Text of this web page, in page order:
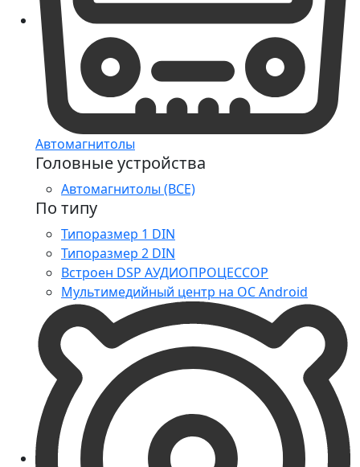
Автомагнитолы
Головные устройства
Автомагнитолы (ВСЕ)
По типу
Типоразмер 1 DIN
Типоразмер 2 DIN
Встроен DSP АУДИОПРОЦЕССОР
Мультимедийный центр на ОС Android